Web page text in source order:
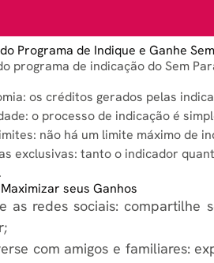
Programa de Indique e Ganhe
programa de indicação do Sem
os créditos gerados pelas
o processo de indicação é
não há um limite máximo de
exclusivas: tanto o indicador
seus Ganhos
as redes sociais: compartilhe
com amigos e familiares: